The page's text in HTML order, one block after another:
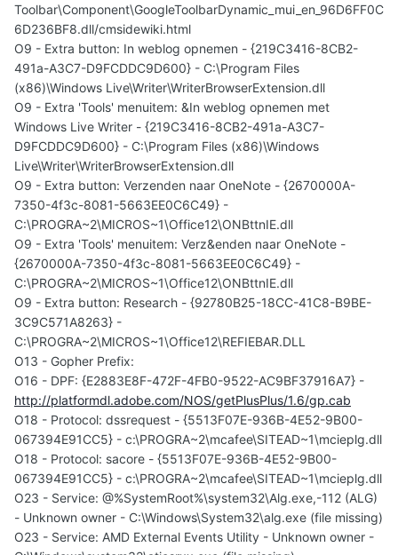
Toolbar\Component\GoogleToolbarDynamic_mui_en_96D6FF0C
6D236BF8.dll/cmsidewiki.html
O9 - Extra button: In weblog opnemen - {219C3416-8CB2-
491a-A3C7-D9FCDDC9D600} - C:\Program Files
(x86)\Windows Live\Writer\WriterBrowserExtension.dll
O9 - Extra 'Tools' menuitem: &In weblog opnemen met
Windows Live Writer - {219C3416-8CB2-491a-A3C7-
D9FCDDC9D600} - C:\Program Files (x86)\Windows
Live\Writer\WriterBrowserExtension.dll
O9 - Extra button: Verzenden naar OneNote - {2670000A-
7350-4f3c-8081-5663EE0C6C49} -
C:\PROGRA~2\MICROS~1\Office12\ONBttnIE.dll
O9 - Extra 'Tools' menuitem: Verz&enden naar OneNote -
{2670000A-7350-4f3c-8081-5663EE0C6C49} -
C:\PROGRA~2\MICROS~1\Office12\ONBttnIE.dll
O9 - Extra button: Research - {92780B25-18CC-41C8-B9BE-
3C9C571A8263} -
C:\PROGRA~2\MICROS~1\Office12\REFIEBAR.DLL
O13 - Gopher Prefix:
O16 - DPF: {E2883E8F-472F-4FB0-9522-AC9BF37916A7} -
http://platformdl.adobe.com/NOS/getPlusPlus/1.6/gp.cab
O18 - Protocol: dssrequest - {5513F07E-936B-4E52-9B00-
067394E91CC5} - c:\PROGRA~2\mcafee\SITEAD~1\mcieplg.dll
O18 - Protocol: sacore - {5513F07E-936B-4E52-9B00-
067394E91CC5} - c:\PROGRA~2\mcafee\SITEAD~1\mcieplg.dll
O23 - Service: @%SystemRoot%\system32\Alg.exe,-112 (ALG)
- Unknown owner - C:\Windows\System32\alg.exe (file missing)
O23 - Service: AMD External Events Utility - Unknown owner -